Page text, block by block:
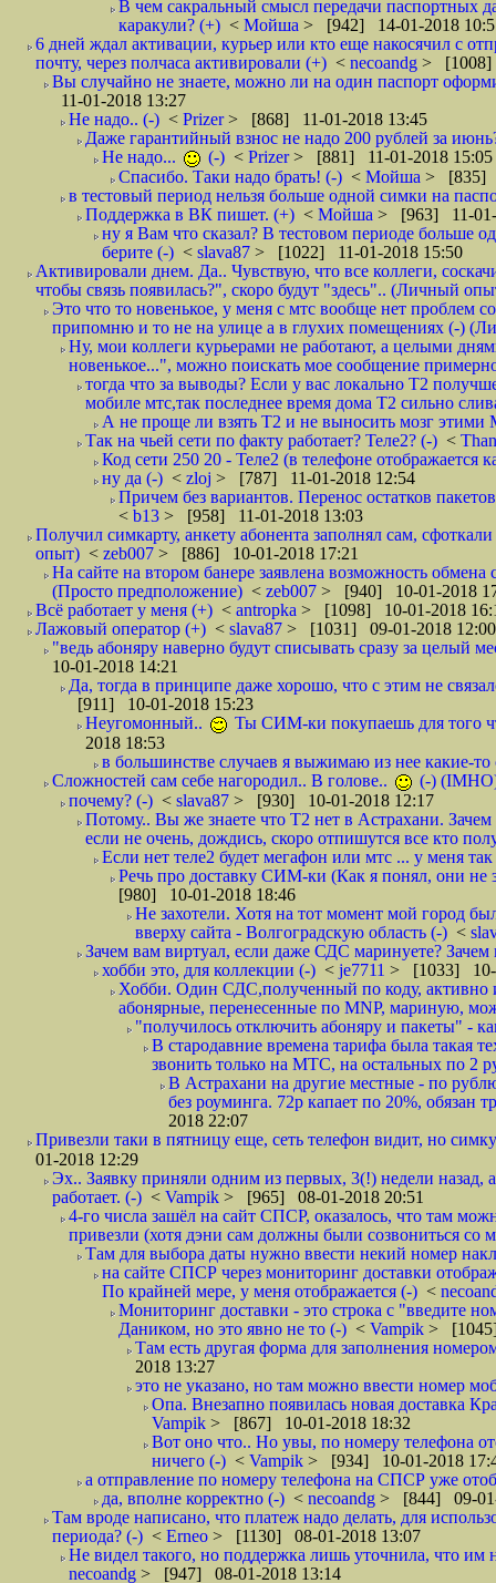
В чем сакральный смысл передачи паспортных
каракули? (+) < Мойша > [942] 14-01-2018
6 дней ждал активации, курьер или кто еще накосячил с
почту, через полчаса активировали (+) < necoandg > [1008]
Вы случайно не знаете, можно ли на один паспорт
11-01-2018 13:27
Не надо.. (-) < Prizer> [868] 11-01-2018 13:45
Даже гарантийный взнос не надо 200 рублей за
Не надо...
(-) < Prizer> [881] 11-01-2018 15:05
Спасибо. Таки надо брать! (-) < Мойша > [835]
в тестовый период нельзя больше одной симки на
Поддержка в ВК пишет. (+) < Мойша > [963] 11-01-
ну я Вам что сказал? В тестовом периоде больше
берите (-) < slava87 > [1022] 11-01-2018 15:50
Активировали днем. Да.. Чувствую, что все коллеги,
чтобы связь появилась?", скоро будут "здесь".. (Личный
Это что то новенькое, у меня с мтс вообще нет проблем
припомню и то не на улице а в глухих помещениях (-)
Ну, мои коллеги курьерами не работают, а целыми
новенькое...", можно поискать мое сообщение
тогда что за выводы? Если у вас локально Т2
мобиле мтс,так последнее время дома Т2 сильно
А не проще ли взять Т2 и не выносить мозг
Так на чьей сети по факту работает? Теле2? (-) <
Код сети 250 20 - Теле2 (в телефоне отображается
ну да (-) < zloj > [787] 11-01-2018 12:54
Причем без вариантов. Перенос остатков
< b13 > [958] 11-01-2018 13:03
Получил симкарту, анкету абонента заполнял сам,
опыт) < zeb007 > [886] 10-01-2018 17:21
На сайте на втором банере заявлена возможность
(Просто предположение) < zeb007 > [940] 10-01-2018
Всё работает у меня (+) < antropka > [1098] 10-01-2018
Лажовый оператор (+) < slava87 > [1031] 09-01-2018 12:00
"ведь абоняру наверно будут списывать сразу за целый
10-01-2018 14:21
Да, тогда в принципе даже хорошо, что с этим не
[911] 10-01-2018 15:23
Неугомонный..
Ты СИМ-ки покупаешь для того
2018 18:53
в большинстве случаев я выжимаю из нее какие-то
Сложностей сам себе нагородил.. В голове..
(-)
почему? (-) < slava87 > [930] 10-01-2018 12:17
Потому.. Вы же знаете что Т2 нет в Астрахани.
если не очень, дождись, скоро отпишутся все кто
Если нет теле2 будет мегафон или мтс ... у меня
Речь про доставку СИМ-ки (Как я понял, они не
[980] 10-01-2018 18:46
Не захотели. Хотя на тот момент мой город
вверху сайта - Волгоградскую область (-) <
Зачем вам виртуал, если даже СДС маринуете?
хобби это, для коллекции (-) < je7711 > [1033] 10-
Хобби. Один СДС,полученный по коду, активно
абонярные, перенесенные по MNP, мариную,
"получилось отключить абоняру и пакеты" -
В стародавние времена тарифа была такая
звонить только на МТС, на остальных по 2
В Астрахани на другие местные - по
без роуминга. 72р капает по 20%, обязан
2018 22:07
Привезли таки в пятницу еще, сеть телефон видит, но
01-2018 12:29
Эх.. Заявку приняли одним из первых, 3(!) недели назад,
работает. (-) < Vampik > [965] 08-01-2018 20:51
4-го числа зашёл на сайт СПСР, оказалось, что там
привезли (хотя дэни сам должны были созвониться со
Там для выбора даты нужно ввести некий номер
на сайте СПСР через мониторинг доставки
По крайней мере, у меня отображается (-) <
Мониторинг доставки - это строка с "введите
Даником, но это явно не то (-) < Vampik >
Там есть другая форма для заполнения
2018 13:27
это не указано, но там можно ввести номер
Опа. Внезапно появилась новая доставка
Vampik > [867] 10-01-2018 18:32
Вот оно что.. Но увы, по номеру телефона
ничего (-) < Vampik > [934] 10-01-2018
а отправление по номеру телефона на СПСР уже
да, вполне корректно (-) < necoandg > [844] 09-01-
Там вроде написано, что платеж надо делать, для
периода? (-) < Erneo > [1130] 08-01-2018 13:07
Не видел такого, но поддержка лишь уточнила, что
necoandg > [947] 08-01-2018 13:14